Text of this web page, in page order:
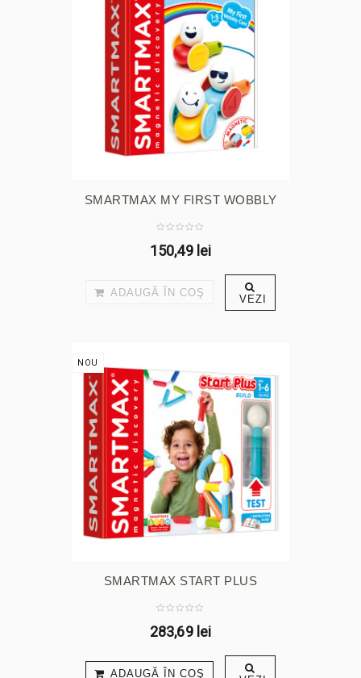
SMARTMAX MY FIRST WOBBLY
150,49 lei
ADAUGĂ ÎN COŞ VEZI
NOU
SMARTMAX START PLUS
283,69 lei
ADAUGĂ ÎN COŞ